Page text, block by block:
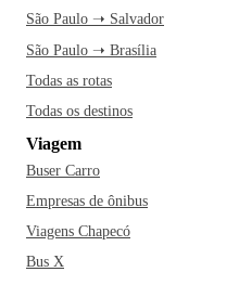
São Paulo ➝ Salvador
São Paulo ➝ Brasília
Todas as rotas
Todas os destinos
Viagem
Buser Carro
Empresas de ônibus
Viagens Chapecó
Bus X